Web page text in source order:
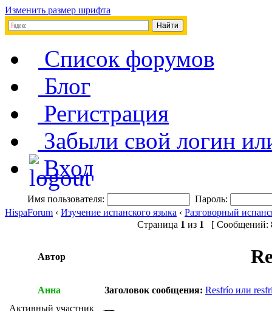
Изменить размер шрифта
Список форумов
Блог
Регистрация
Забыли свой логин
Вход
Имя пользователя:
Пароль:
HispaForum ‹ Изучение испанского языка ‹ Разговорный
Страница 1 из 1 [ Сообщений:
Автор
Анна Заголовок сообщения: Resfrío или
Активный участник